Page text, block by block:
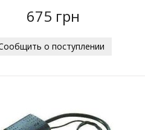
675 грн
о поступлении